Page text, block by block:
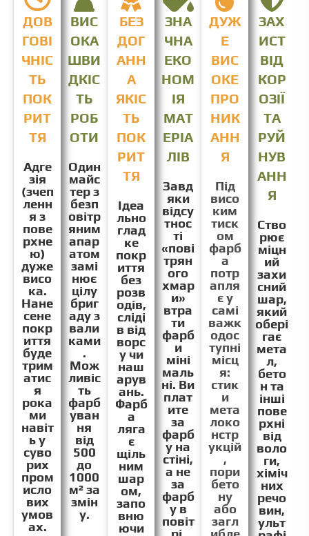
ДОВ
ГОВІ
ЧНІС
ТЬ
ПОК
РИТ
ТЯ
Адге
зія
(зчеп
ленн
я з
пове
рхне
ю)
дуже
висо
ка.
Нане
сене
покр
иття
буде
трим
атис
я
рока
ми
навіт
ь у
суво
рих
пром
исло
вих
умов
ах.
ВИС
ОКА
ШВИ
ДКІС
ТЬ
РОБ
ОТИ
Один
майс
тер з
безп
овітр
яним
апар
атом
замі
нює
цілу
бриг
аду з
вали
ками
.
Мож
ливіс
ть
фарб
уван
ня
від
500
до
1000
м² за
змін
у.
БЕЗ
ДОГ
АНН
А
ЯКІС
ТЬ
ПОК
РИТ
ТЯ
Ідеа
льно
глад
ке
покр
иття
без
розв
одів,
сліді
в від
ворс
у чи
наш
арув
ань.
Фарб
а
ляга
є
щіль
ним
шар
ом,
запо
вню
ючи
ЗНА
ЧНА
ЕКО
НОМ
ІЯ
МАТ
ЕРІА
ЛІВ
Завд
яки
відсу
тнос
ті
«пові
трян
ого
хмар
и»
втра
ти
фарб
и
міні
маль
ні. Ви
плат
ите
за
фарб
у на
стіні,
а не
за
фарб
у в
повіт
ДУЖ
Е
ВИС
ОКЕ
ПРО
НИК
АНН
Я
Під
висо
ким
тиск
ом
фарб
а
потр
апля
є у
самі
важк
одос
тупні
місц
я:
стик
и
мета
локо
нстр
укцій
,
пори
бето
ну
або
загл
ЗАХ
ИСТ
ВІД
КОР
ОЗІЇ
ТА
РУЙ
НУВ
АНН
Я
Ство
рює
міцн
ий
захи
сний
шар,
який
обері
гає
мета
л,
бето
н та
інші
пове
рхні
від
воло
ги,
хіміч
них
речо
вин,
ульт